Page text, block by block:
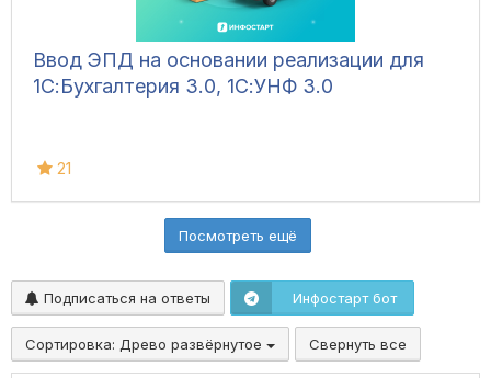
Ввод ЭПД на основании реализации для
1С:Бухгалтерия 3.0, 1С:УНФ 3.0
21
Посмотреть ещё
Подписаться на ответы Инфостарт бот
Сортировка: Древо развёрнутое Свернуть все